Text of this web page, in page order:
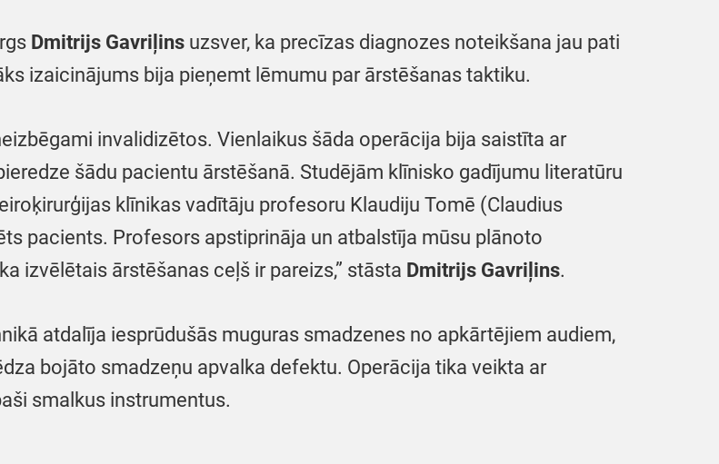
Dmitrijs Gavriļins uzsver, ka precīzas diagnozes noteikšana jau pati
izaicinājums bija pieņemt lēmumu par ārstēšanas taktiku.
invalidizētos. Vienlaikus šāda operācija bija saistīta ar
šādu pacientu ārstēšanā. Studējām klīnisko gadījumu literatūru
klīnikas vadītāju profesoru Klaudiju Tomē (Claudius
pacients. Profesors apstiprināja un atbalstīja mūsu plānoto
izvēlētais ārstēšanas ceļš ir pareizs,” stāsta Dmitrijs Gavriļins.
atdalīja iesprūdušās muguras smadzenes no apkārtējiem audiem,
bojāto smadzeņu apvalka defektu. Operācija tika veikta ar
smalkus instrumentus.